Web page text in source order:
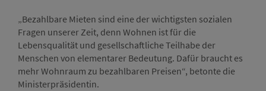
„Bezahlbare Mieten sind eine der wichtigsten sozialen
Fragen unserer Zeit, denn Wohnen ist für die
Lebensqualität und gesellschaftliche Teilhabe der
Menschen von elementarer Bedeutung. Dafür braucht es
mehr Wohnraum zu bezahlbaren Preisen“, betonte die
Ministerpräsidentin.